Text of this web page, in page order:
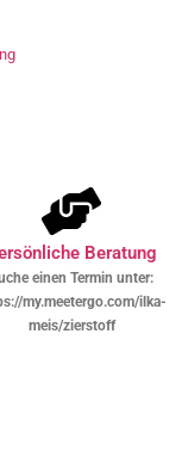
Beratung
einen Termin unter:
my.meetergo.com/ilka-
meis/zierstoff